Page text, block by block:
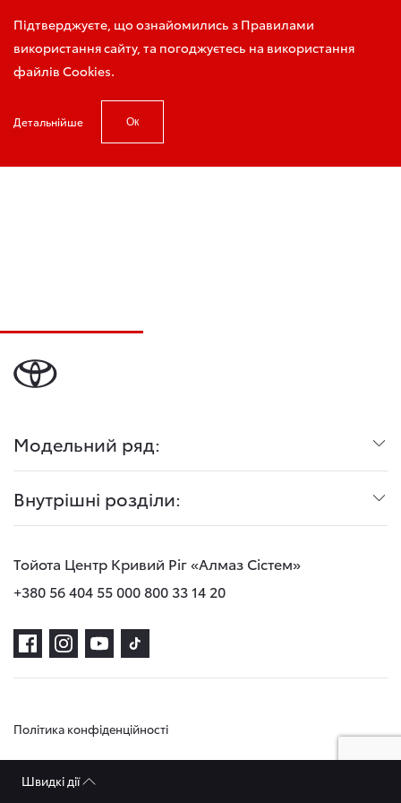
Підтверджуєте, що ознайомились з Правилами
використання сайту, та погоджуєтесь на використання
файлів Cookies.
Детальнійше Ок
Запис на тест-драйв
Швидкі дії
Головна Запис на онлайн консультацію
Модельний ряд:
Внутрішні розділи:
Тойота Центр Кривий Ріг «Алмаз Сістем»
+380 56 404 55 000 800 33 14 20
Політика конфіденційності